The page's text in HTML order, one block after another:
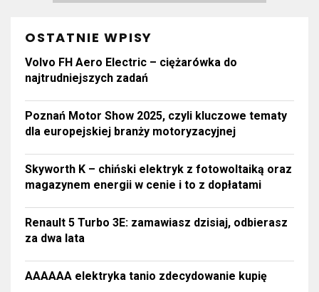
OSTATNIE WPISY
Volvo FH Aero Electric – ciężarówka do
najtrudniejszych zadań
Poznań Motor Show 2025, czyli kluczowe tematy
dla europejskiej branży motoryzacyjnej
Skyworth K – chiński elektryk z fotowoltaiką oraz
magazynem energii w cenie i to z dopłatami
Renault 5 Turbo 3E: zamawiasz dzisiaj, odbierasz
za dwa lata
AAAAAA elektryka tanio zdecydowanie kupię